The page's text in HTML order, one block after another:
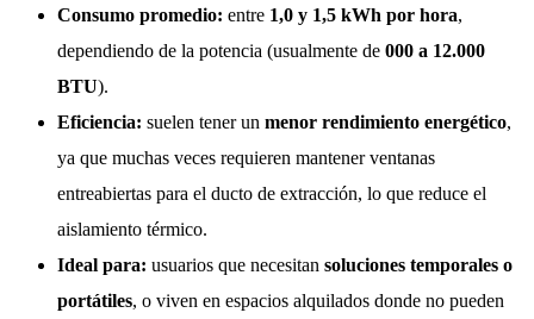
Consumo promedio: entre 1,0 y 1,5 kWh por hora,
dependiendo de la potencia (usualmente de 000 a 12.000
BTU).
Eficiencia: suelen tener un menor rendimiento energético,
ya que muchas veces requieren mantener ventanas
entreabiertas para el ducto de extracción, lo que reduce el
aislamiento térmico.
Ideal para: usuarios que necesitan soluciones temporales o
portátiles, o viven en espacios alquilados donde no pueden